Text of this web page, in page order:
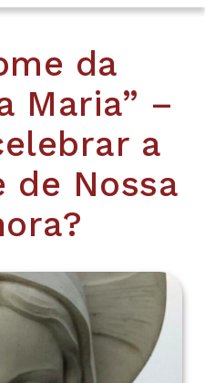
da
Maria” –
a
de Nossa